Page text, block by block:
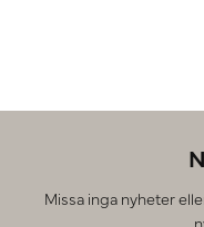
Missa inga nyheter